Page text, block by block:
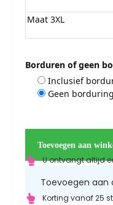
Maat 3XL
Borduren of geen
Inclusief
Geen borduring
Toevoegen aan
U ontvangt altijd
Toevoegen aan
Korting vanaf 25